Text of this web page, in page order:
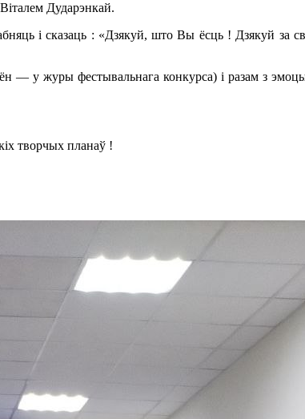
Дударэнкай.
і сказаць : «Дзякуй, што Вы ёсць ! Дзякуй за
— у журы фестывальнага конкурса) і разам з
творчых планаў !